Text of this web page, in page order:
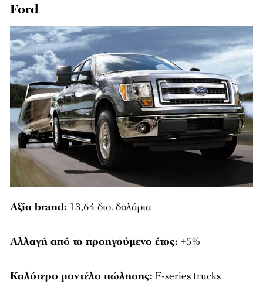
Ford
Αξία brand: 13,64 δισ. δολάρια
Αλλαγή από το προηγούμενο έτος: +5%
Καλύτερο μοντέλο πώλησης: F-series trucks